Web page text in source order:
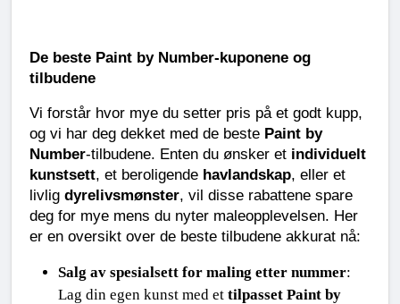
De beste Paint by Number-kuponene og
tilbudene
Vi forstår hvor mye du setter pris på et godt kupp,
og vi har deg dekket med de beste Paint by
Number-tilbudene. Enten du ønsker et individuelt
kunstsett, et beroligende havlandskap, eller et
livlig dyrelivsmønster, vil disse rabattene spare
deg for mye mens du nyter maleopplevelsen. Her
er en oversikt over de beste tilbudene akkurat nå:
Salg av spesialsett for maling etter nummer:
Lag din egen kunst med et tilpasset Paint by